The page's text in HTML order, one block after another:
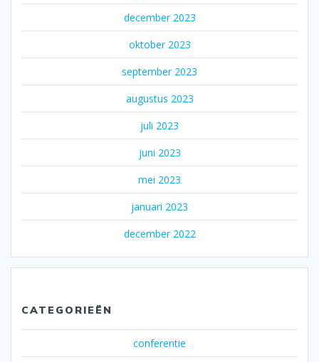
december 2023
oktober 2023
september 2023
augustus 2023
juli 2023
juni 2023
mei 2023
januari 2023
december 2022
CATEGORIEËN
conferentie